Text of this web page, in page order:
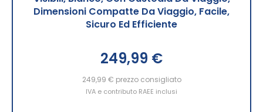
Dimensioni Compatte Da Viaggio, Facile,
Sicuro Ed Efficiente
249,99 €
249,99 € prezzo consigliato
IVA e contributo RAEE inclusi